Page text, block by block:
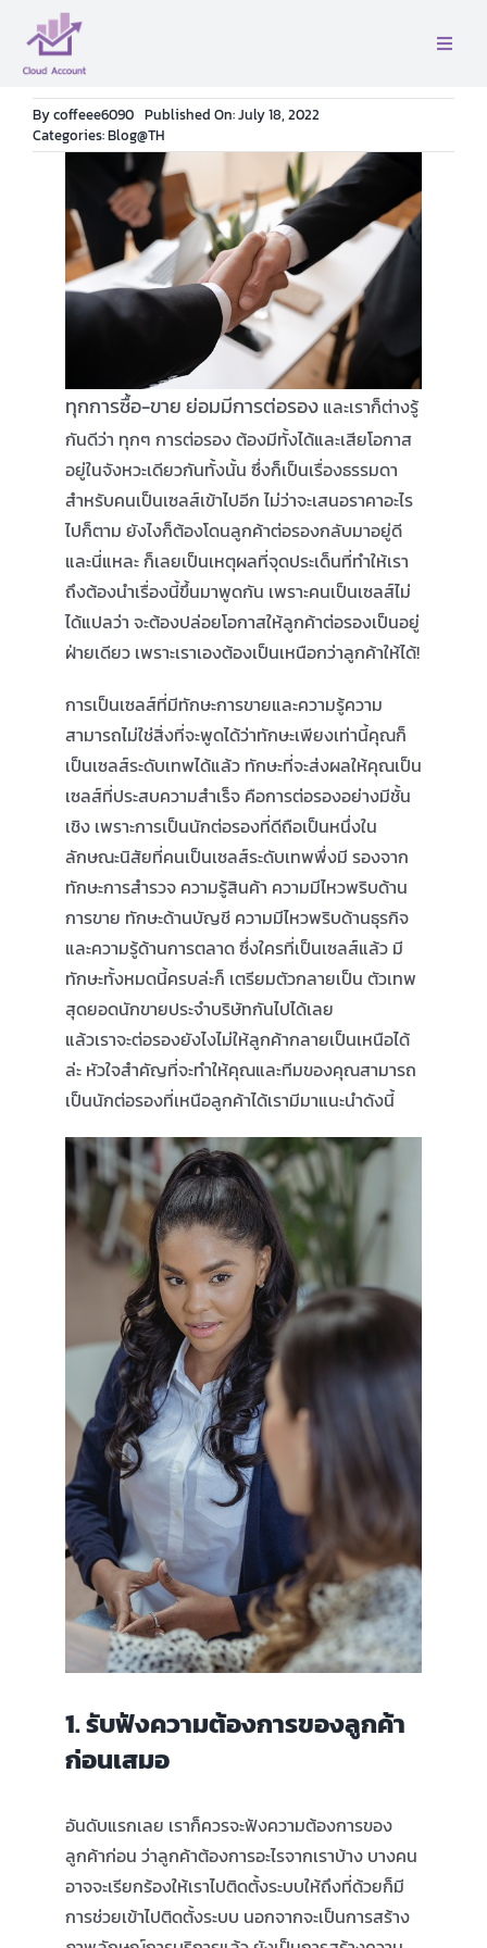
content
Toggle
หน้าเเรก
ติดต่อ
สมัครใช้บริการ
เข้าสู่ระบบ
Bycoffeee6090 Published On: July 18, 2022
Categories:Blog@TH
ทุกการซื้อ-ขาย ย่อมมีการต่อรองและเราก็ต่างรู้
กันดีว่า ทุกๆ การต่อรอง ต้องมีทั้งได้และเสียโอกาส
อยู่ในจังหวะเดียวกันทั้งนั้น ซึ่งก็เป็นเรื่องธรรมดา
สำหรับคนเป็นเซลส์เข้าไปอีก ไม่ว่าจะเสนอราคาอะไร
ไปก็ตาม ยังไงก็ต้องโดนลูกค้าต่อรองกลับมาอยู่ดี
และนี่แหละ ก็เลยเป็นเหตุผลที่จุดประเด็นที่ทำให้เรา
ถึงต้องนำเรื่องนี้ขึ้นมาพูดกัน เพราะคนเป็นเซลส์ไม่
ได้แปลว่า จะต้องปล่อยโอกาสให้ลูกค้าต่อรองเป็นอยู่
ฝ่ายเดียว เพราะเราเองต้องเป็นเหนือกว่าลูกค้าให้ได้!
การเป็นเซลส์ที่มีทักษะการขายและความรู้ความ
สามารถไม่ใช่สิ่งที่จะพูดได้ว่าทักษะเพียงเท่านี้คุณก็
เป็นเซลส์ระดับเทพได้แล้ว ทักษะที่จะส่งผลให้คุณเป็น
เซลส์ที่ประสบความสำเร็จ คือการต่อรองอย่างมีชั้น
เชิง เพราะการเป็นนักต่อรองที่ดีถือเป็นหนึ่งใน
ลักษณะนิสัยที่คนเป็นเซลส์ระดับเทพพึ่งมี รองจาก
ทักษะการสำรวจ ความรู้สินค้า ความมีไหวพริบด้าน
การขาย ทักษะด้านบัญชี ความมีไหวพริบด้านธุรกิจ
และความรู้ด้านการตลาด ซึ่งใครที่เป็นเซลส์แล้ว มี
ทักษะทั้งหมดนี้ครบล่ะก็ เตรียมตัวกลายเป็น ตัวเทพ
สุดยอดนักขายประจำบริษัทกันไปได้เลย
แล้วเราจะต่อรองยังไงไม่ให้ลูกค้ากลายเป็นเหนือได้
ล่ะ หัวใจสำคัญที่จะทำให้คุณและทีมของคุณสามารถ
เป็นนักต่อรองที่เหนือลูกค้าได้เรามีมาแนะนำดังนี้
1. รับฟังความต้องการของลูกค้า
ก่อนเสมอ
อันดับแรกเลย เราก็ควรจะฟังความต้องการของ
ลูกค้าก่อน ว่าลูกค้าต้องการอะไรจากเราบ้าง บางคน
อาจจะเรียกร้องให้เราไปติดตั้งระบบให้ถึงที่ด้วยก็มี
การช่วยเข้าไปติดตั้งระบบ นอกจากจะเป็นการสร้าง